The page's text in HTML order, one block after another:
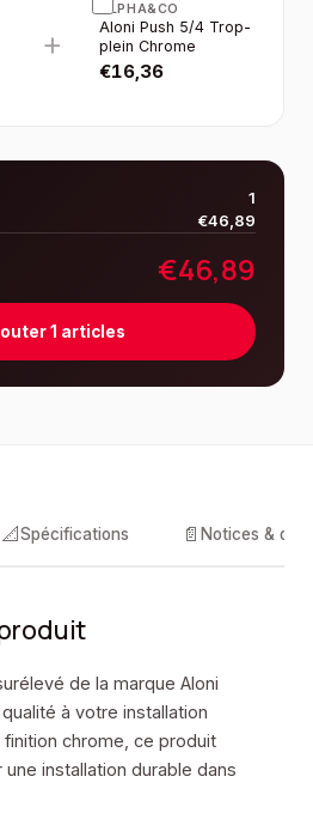
+
ALPHA&CO
Aloni Push 5/4 Trop-
plein Chrome
€16,36
1
€46,89
€46,89
1 articles
📐Spécifications 📄 Notices &
de la marque Aloni
à votre installation
chrome, ce produit
installation durable dans